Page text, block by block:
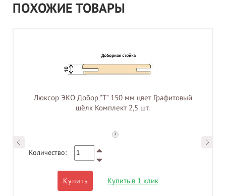
ПОХОЖИЕ ТОВАРЫ
Люксор ЭКО Добор "Т" 150 мм цвет Графитовый
шёлк Комплект 2,5 шт.
?
Количество:
Купить Купить в 1 клик